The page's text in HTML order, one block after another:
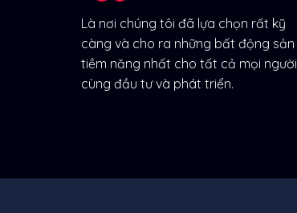
Là nơi chúng tôi đã lựa chọn rất kỹ
càng và cho ra những bất động sản
tiềm năng nhất cho tất cả mọi người
cùng đầu tư và phát triển.